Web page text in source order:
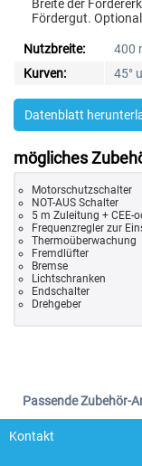
Breite der
Fördergut.
Nutzbreite:
400
Kurven:
45°
Datenblatt
mögliches
Motorschutzschalter
NOT-AUS Schalter
5 m Zuleitung + CEE-
Frequenzregler zur
Thermoüberwachung
Fremdlüfter
Bremse
Lichtschranken
Endschalter
Drehgeber
Passende Zubehör-
Kontakt